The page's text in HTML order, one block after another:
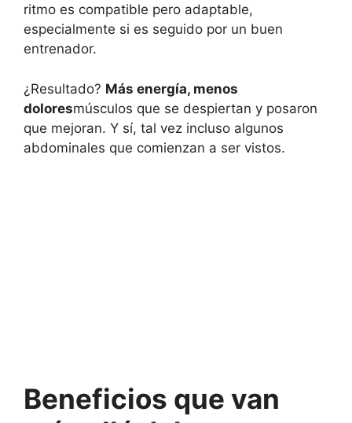
ritmo es compatible pero adaptable,
especialmente si es seguido por un buen
entrenador.
¿Resultado? Más energía, menos
doloresmúsculos que se despiertan y posaron
que mejoran. Y sí, tal vez incluso algunos
abdominales que comienzan a ser vistos.
Beneficios que van